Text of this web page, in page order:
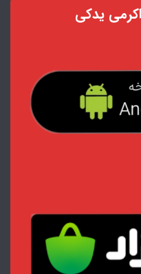
یدکی